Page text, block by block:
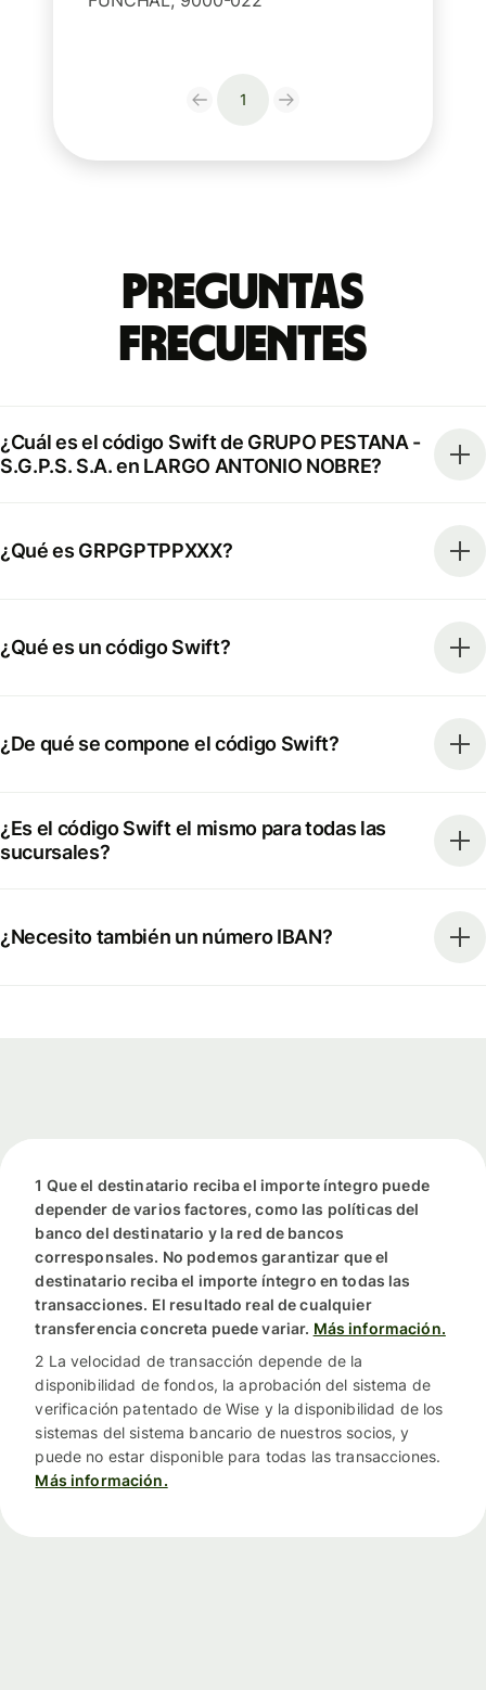
1
Preguntas
Frecuentes
¿Cuál es el código Swift de GRUPO PESTANA -
S.G.P.S. S.A. en LARGO ANTONIO NOBRE?
¿Qué es GRPGPTPPXXX?
¿Qué es un código Swift?
¿De qué se compone el código Swift?
¿Es el código Swift el mismo para todas las
sucursales?
¿Necesito también un número IBAN?
1 Que el destinatario reciba el importe íntegro puede
depender de varios factores, como las políticas del
banco del destinatario y la red de bancos
corresponsales. No podemos garantizar que el
destinatario reciba el importe íntegro en todas las
transacciones. El resultado real de cualquier
transferencia concreta puede variar. Más información.
2 La velocidad de transacción depende de la
disponibilidad de fondos, la aprobación del sistema de
verificación patentado de Wise y la disponibilidad de los
sistemas del sistema bancario de nuestros socios, y
puede no estar disponible para todas las transacciones.
Más información.